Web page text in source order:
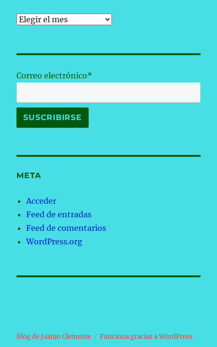
Archivos
Correo electrónico*
META
Acceder
Feed de entradas
Feed de comentarios
WordPress.org
Blog de Juanjo Clemente Funciona gracias a WordPress